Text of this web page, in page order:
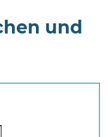
und